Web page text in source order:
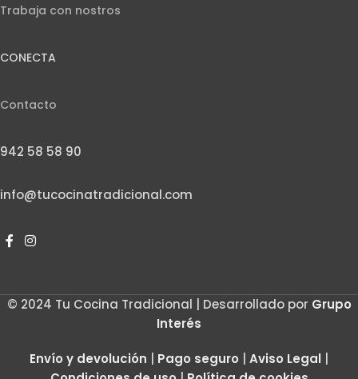
Trabaja con nostros
CONECTA
Contacto
942 58 58 90
info@tucocinatradicional.com
© 2024 Tu Cocina Tradicional | Desarrollado por Grupo
Interés
Envío y devolución | Pago seguro | Aviso Legal |